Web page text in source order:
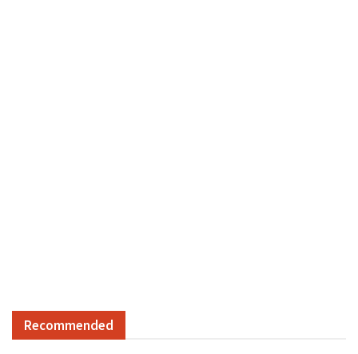
Recommended